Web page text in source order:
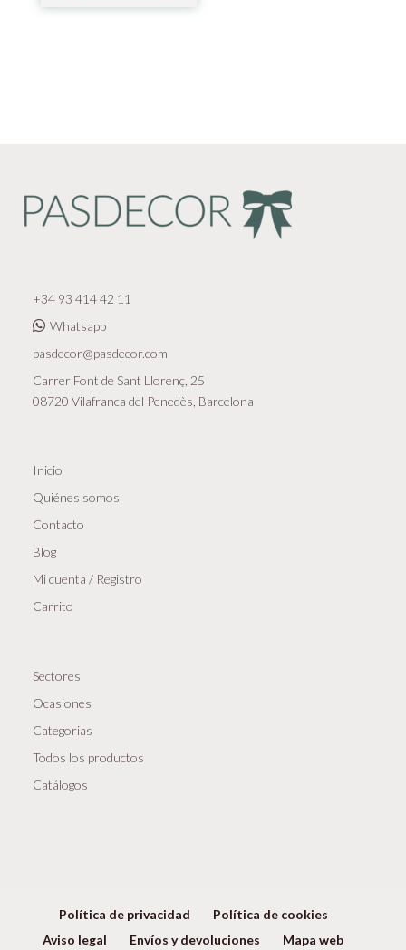
+34 93 414 42 11
Whatsapp
pasdecor@pasdecor.com
Carrer Font de Sant Llorenç, 25
08720 Vilafranca del Penedès, Barcelona
Inicio
Quiénes somos
Contacto
Blog
Mi cuenta / Registro
Carrito
Sectores
Ocasiones
Categorias
Todos los productos
Catálogos
Política de privacidad
Política de cookies
Aviso legal
Envíos y devoluciones Mapa web